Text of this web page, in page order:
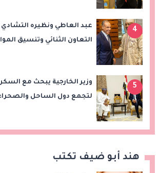
4
عبد العاطي ونظيره التشادي
التعاون الثنائي وتنسيق
5
وزير الخارجية يبحث مع
لتجمع دول الساحل
هند أبو ضيف تكتب